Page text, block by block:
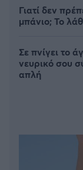
Γιατί δεν
μπάνιο; Το
Σε πνίγει το
νευρικό σου
απλή